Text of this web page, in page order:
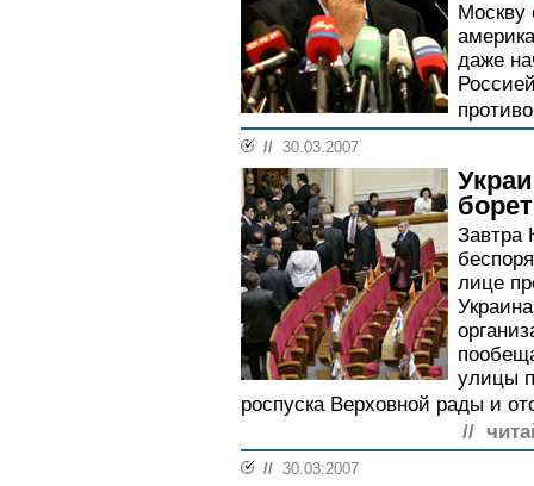
Москву
даже
// 30.03.2007
Завтра
лице
улицы
роспуска Верховной рады и
//
// 30.03.2007